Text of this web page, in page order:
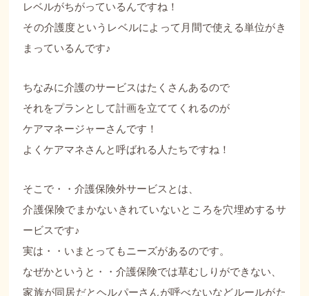
レベルがちがっているんですね！
その介護度というレベルによって月間で使える単位がき
まっているんです♪
ちなみに介護のサービスはたくさんあるので
それをプランとして計画を立ててくれるのが
ケアマネージャーさんです！
よくケアマネさんと呼ばれる人たちですね！
そこで・・介護保険外サービスとは、
介護保険でまかないきれていないところを穴埋めするサ
ービスです♪
実は・・いまとってもニーズがあるのです。
なぜかというと・・介護保険では草むしりができない、
家族が同居だとヘルパーさんが呼べないなどルールがた